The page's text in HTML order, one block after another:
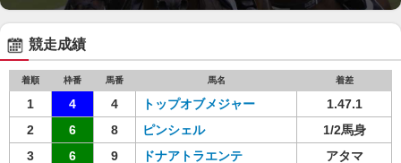
競走成績
着順 枠番 馬番 馬名 着差
1 4 4 トップオブメジャー
1.47.1
2
6 8 ピンシェル
1/2馬身
3
6 9 ドナアトラエンテ
アタマ